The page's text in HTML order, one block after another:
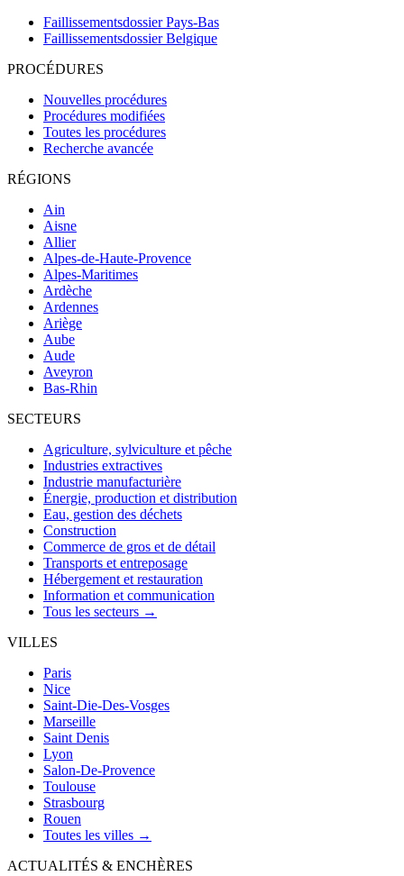
Faillissementsdossier Pays-Bas
Faillissementsdossier Belgique
PROCÉDURES
Nouvelles procédures
Procédures modifiées
Toutes les procédures
Recherche avancée
RÉGIONS
Ain
Aisne
Allier
Alpes-de-Haute-Provence
Alpes-Maritimes
Ardèche
Ardennes
Ariège
Aube
Aude
Aveyron
Bas-Rhin
SECTEURS
Agriculture, sylviculture et pêche
Industries extractives
Industrie manufacturière
Énergie, production et distribution
Eau, gestion des déchets
Construction
Commerce de gros et de détail
Transports et entreposage
Hébergement et restauration
Information et communication
Tous les secteurs →
VILLES
Paris
Nice
Saint-Die-Des-Vosges
Marseille
Saint Denis
Lyon
Salon-De-Provence
Toulouse
Strasbourg
Rouen
Toutes les villes →
ACTUALITÉS & ENCHÈRES